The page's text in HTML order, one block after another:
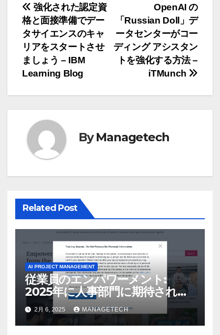
投
稿
ナ
ビ
ゲ
シ
ョ
ン
OpenAI の
「Russian Doll」デ
ータセンターがコー
ディング アシスタン
トを強化する方法 –
iTMunch
強化された認定資
格と面接準備でデー
タサイエンスのキャ
リアをスタートさせ
ましょう – IBM
Learning Blog
ByManagetech
Related Post
AI PROJECT MANAGEMENT
従業員のエンパワーメント:
2025年に人事部門に期待される
こと –
2月 6, 2025 MANAGETECH